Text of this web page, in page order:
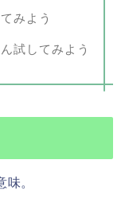
みよう
試してみよう
。